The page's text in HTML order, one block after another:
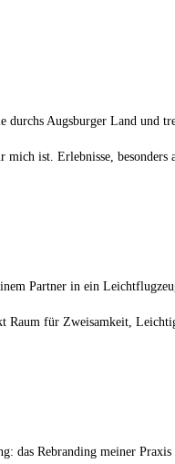
durchs Augsburger Land und
mich ist. Erlebnisse,
Partner in ein
Raum für Zweisamkeit,
das Rebranding meiner